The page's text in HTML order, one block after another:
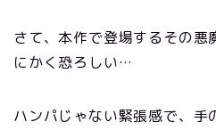
さて、本作で登場するその悪
にかく恐ろしい…
ハンパじゃない緊張感で、手